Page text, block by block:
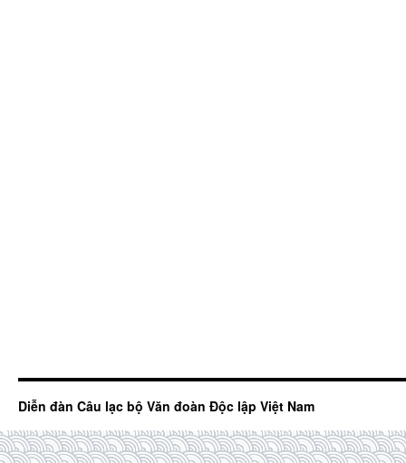
Diễn đàn Câu lạc bộ Văn đoàn Độc lập Việt Nam